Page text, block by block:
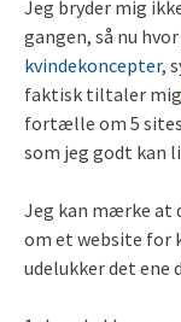
Jeg bryder mig
gangen, så nu
kvindekoncepter,
faktisk tiltaler
fortælle om 5 sites
som jeg godt kan
Jeg kan mærke at
om et website for
udelukker det ene